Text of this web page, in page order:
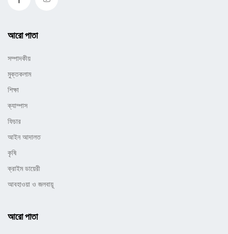
আরো পাতা
সম্পাদকীয়
মুক্তকলাম
শিক্ষা
ক্যাম্পাস
ফিচার
আইন আদালত
কৃষি
ক্রাইম ডায়েরী
আবহাওয়া ও জলবায়ূ
আরো পাতা